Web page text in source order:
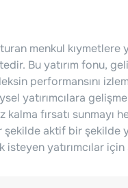
menkul
Bu yatırım fonu,
performansını
yatırımcılara
fırsatı sunmayı
aktif bir şekilde
yatırımcılar